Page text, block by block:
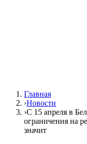
Главная
›Новости
›С 15 апреля в
ограничения на
значит